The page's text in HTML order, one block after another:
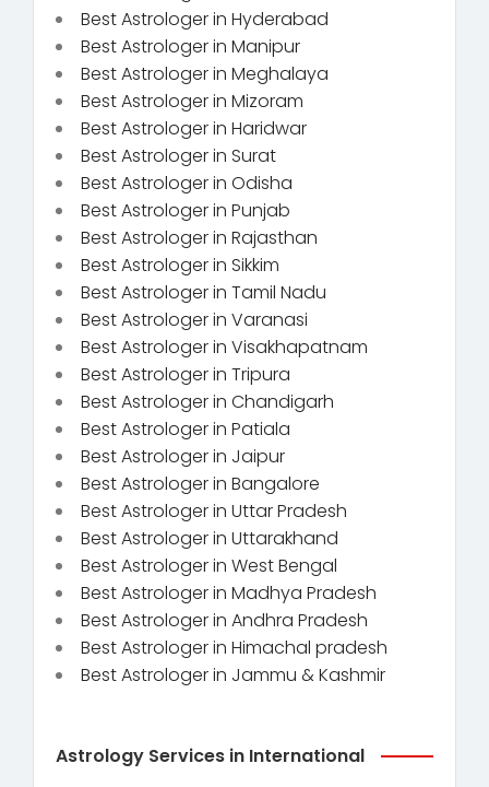
Best Astrologer in Hyderabad
Best Astrologer in Manipur
Best Astrologer in Meghalaya
Best Astrologer in Mizoram
Best Astrologer in Haridwar
Best Astrologer in Surat
Best Astrologer in Odisha
Best Astrologer in Punjab
Best Astrologer in Rajasthan
Best Astrologer in Sikkim
Best Astrologer in Tamil Nadu
Best Astrologer in Varanasi
Best Astrologer in Visakhapatnam
Best Astrologer in Tripura
Best Astrologer in Chandigarh
Best Astrologer in Patiala
Best Astrologer in Jaipur
Best Astrologer in Bangalore
Best Astrologer in Uttar Pradesh
Best Astrologer in Uttarakhand
Best Astrologer in West Bengal
Best Astrologer in Madhya Pradesh
Best Astrologer in Andhra Pradesh
Best Astrologer in Himachal pradesh
Best Astrologer in Jammu & Kashmir
Astrology Services in International